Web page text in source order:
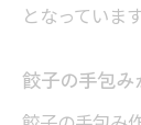
となっています
餃子の手包